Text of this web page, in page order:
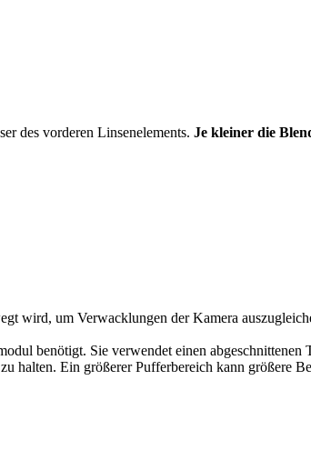
des vorderen Linsenelements. Je kleiner die
wird, um Verwacklungen der Kamera
benötigt. Sie verwendet einen abgeschnittenen
Ein größerer Pufferbereich kann größere